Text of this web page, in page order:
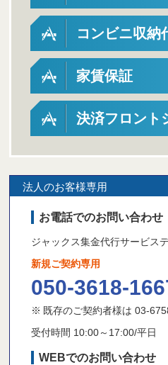
コンビニ収納
家賃保証
決済フロント
法人のお客様専用
お電話でのお問い合わせ
ジャックス集金代行サービス
新規ご契約専用
050-3618-
※ 既存のご契約者様は 03-
受付時間 10:00～17:00/平日
WEBでのお問い合わせ